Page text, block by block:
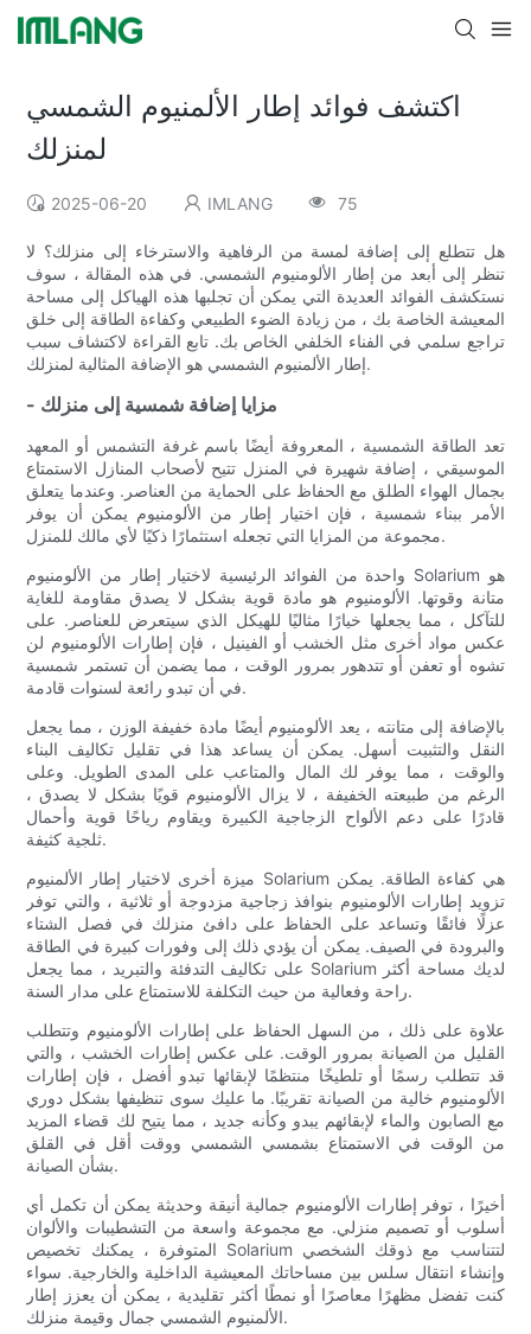
اكتشف فوائد إطار الألمنيوم الشمسي
لمنزلك
2025-06-20 IMLANG 75
هل تتطلع إلى إضافة لمسة من الرفاهية والاسترخاء إلى منزلك؟ لا
تنظر إلى أبعد من إطار الألومنيوم الشمسي. في هذه المقالة ، سوف
نستكشف الفوائد العديدة التي يمكن أن تجلبها هذه الهياكل إلى مساحة
المعيشة الخاصة بك ، من زيادة الضوء الطبيعي وكفاءة الطاقة إلى خلق
تراجع سلمي في الفناء الخلفي الخاص بك. تابع القراءة لاكتشاف سبب
إطار الألمنيوم الشمسي هو الإضافة المثالية لمنزلك.
- مزايا إضافة شمسية إلى منزلك
تعد الطاقة الشمسية ، المعروفة أيضًا باسم غرفة التشمس أو المعهد
الموسيقي ، إضافة شهيرة في المنزل تتيح لأصحاب المنازل الاستمتاع
بجمال الهواء الطلق مع الحفاظ على الحماية من العناصر. وعندما يتعلق
الأمر ببناء شمسية ، فإن اختيار إطار من الألومنيوم يمكن أن يوفر
مجموعة من المزايا التي تجعله استثمارًا ذكيًا لأي مالك للمنزل.
واحدة من الفوائد الرئيسية لاختيار إطار من الألومنيوم Solarium هو
متانة وقوتها. الألومنيوم هو مادة قوية بشكل لا يصدق مقاومة للغاية
للتآكل ، مما يجعلها خيارًا مثاليًا للهيكل الذي سيتعرض للعناصر. على
عكس مواد أخرى مثل الخشب أو الفينيل ، فإن إطارات الألومنيوم لن
تشوه أو تعفن أو تتدهور بمرور الوقت ، مما يضمن أن تستمر شمسية
في أن تبدو رائعة لسنوات قادمة.
بالإضافة إلى متانته ، يعد الألومنيوم أيضًا مادة خفيفة الوزن ، مما يجعل
النقل والتثبيت أسهل. يمكن أن يساعد هذا في تقليل تكاليف البناء
والوقت ، مما يوفر لك المال والمتاعب على المدى الطويل. وعلى
الرغم من طبيعته الخفيفة ، لا يزال الألومنيوم قويًا بشكل لا يصدق ،
قادرًا على دعم الألواح الزجاجية الكبيرة ويقاوم رياحًا قوية وأحمال
ثلجية كثيفة.
ميزة أخرى لاختيار إطار الألمنيوم Solarium هي كفاءة الطاقة. يمكن
تزويد إطارات الألومنيوم بنوافذ زجاجية مزدوجة أو ثلاثية ، والتي توفر
عزلًا فائقًا وتساعد على الحفاظ على دافئ منزلك في فصل الشتاء
والبرودة في الصيف. يمكن أن يؤدي ذلك إلى وفورات كبيرة في الطاقة
على تكاليف التدفئة والتبريد ، مما يجعل Solarium لديك مساحة أكثر
راحة وفعالية من حيث التكلفة للاستمتاع على مدار السنة.
علاوة على ذلك ، من السهل الحفاظ على إطارات الألومنيوم وتتطلب
القليل من الصيانة بمرور الوقت. على عكس إطارات الخشب ، والتي
قد تتطلب رسمًا أو تلطيخًا منتظمًا لإبقائها تبدو أفضل ، فإن إطارات
الألومنيوم خالية من الصيانة تقريبًا. ما عليك سوى تنظيفها بشكل دوري
مع الصابون والماء لإبقائهم يبدو وكأنه جديد ، مما يتيح لك قضاء المزيد
من الوقت في الاستمتاع بشمسي الشمسي ووقت أقل في القلق
بشأن الصيانة.
أخيرًا ، توفر إطارات الألومنيوم جمالية أنيقة وحديثة يمكن أن تكمل أي
أسلوب أو تصميم منزلي. مع مجموعة واسعة من التشطيبات والألوان
المتوفرة ، يمكنك تخصيص Solarium لتتناسب مع ذوقك الشخصي
وإنشاء انتقال سلس بين مساحاتك المعيشية الداخلية والخارجية. سواء
كنت تفضل مظهرًا معاصرًا أو نمطًا أكثر تقليدية ، يمكن أن يعزز إطار
الألمنيوم الشمسي جمال وقيمة منزلك.